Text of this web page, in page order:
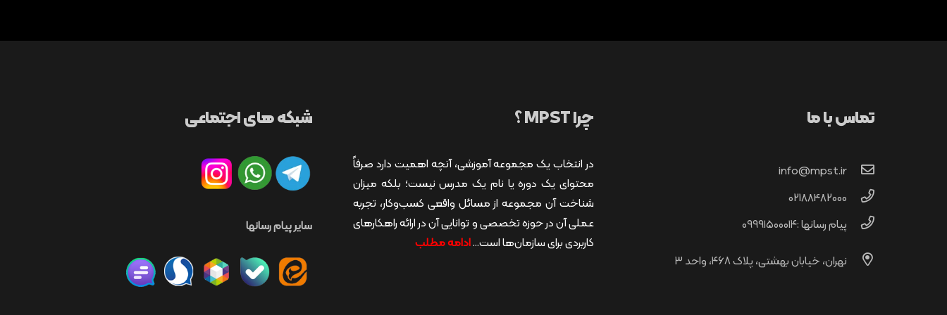
تماس با ما
info@mpst.ir
02188482000
پیام رسانها :۰۹۹۹۱۵۰۰۰۱۴
نهران، خیابان بهشتی، پلاک ۴۶۸، واحد ۳
چرا MPST ؟
در انتخاب یک مجموعه آموزشی، آنچه اهمیت دارد صرفاً
محتوای یک دوره یا نام یک مدرس نیست؛ بلکه میزان
شناخت آن مجموعه از مسائل واقعی کسب‌وکار، تجربه
عملی آن در حوزه تخصصی و توانایی آن در ارائه راهکارهای
کاربردی برای سازمان‌ها است…ادامه مطلب
شبکه های اجتماعی
سایر پیام رسانها